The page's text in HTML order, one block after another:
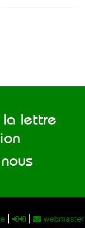
lettre
|
webmaster